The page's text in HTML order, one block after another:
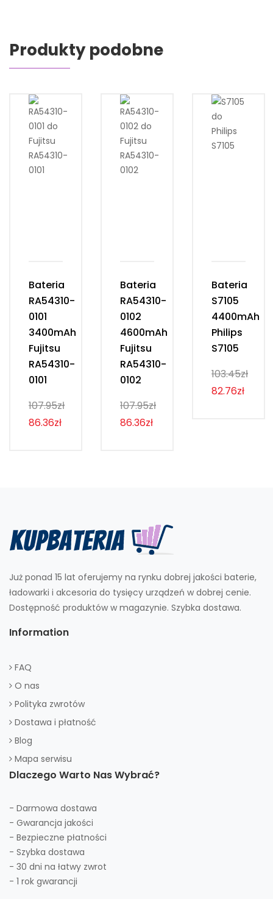
Produkty podobne
Bateria
RA54310-
0101
3400mAh
Fujitsu
RA54310-
0101
107.95zł
86.36zł
Bateria
RA54310-
0102
4600mAh
Fujitsu
RA54310-
0102
107.95zł
86.36zł
Bateria
S7105
4400mAh
Philips
S7105
103.45zł
82.76zł
Już ponad 15 lat oferujemy na rynku dobrej jakości baterie,
ładowarki i akcesoria do tysięcy urządzeń w dobrej cenie.
Dostępność produktów w magazynie. Szybka dostawa.
Information
FAQ
O nas
Polityka zwrotów
Dostawa i płatność
Blog
Mapa serwisu
Dlaczego Warto Nas Wybrać?
- Darmowa dostawa
- Gwarancja jakości
- Bezpieczne płatności
- Szybka dostawa
- 30 dni na łatwy zwrot
- 1 rok gwarancji